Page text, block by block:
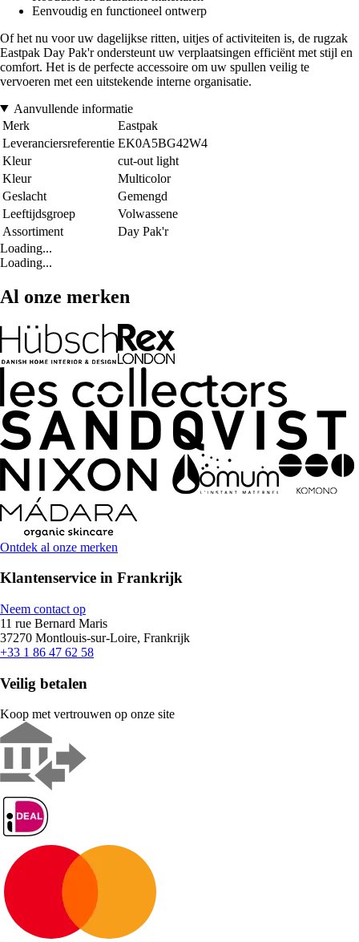
Eenvoudig en functioneel ontwerp
Of het nu voor uw dagelijkse ritten, uitjes of activiteiten is, de rugzak
Eastpak Day Pak'r ondersteunt uw verplaatsingen efficiënt met stijl en
comfort. Het is de perfecte accessoire om uw spullen veilig te
vervoeren met een uitstekende interne organisatie.
Aanvullende informatie
Merk
Eastpak
Leveranciersreferentie EK0A5BG42W4
Kleur
cut-out light
Kleur
Multicolor
Geslacht
Gemengd
Leeftijdsgroep
Volwassene
Assortiment
Day Pak'r
Loading...
Loading...
Al onze merken
Ontdek al onze merken
Klantenservice in Frankrijk
Neem contact op
11 rue Bernard Maris
37270 Montlouis-sur-Loire, Frankrijk
+33 1 86 47 62 58
Veilig betalen
Koop met vertrouwen op onze site